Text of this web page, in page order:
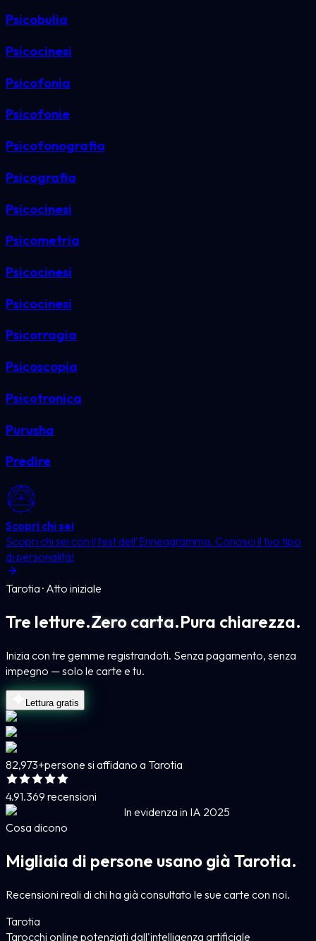
Psicobulia
Psicocinesi
Psicofonia
Psicofonie
Psicofonografia
Psicografia
Psicocinesi
Psicometria
Psicocinesi
Psicocinesi
Psicorragia
Psicoscopia
Psicotronica
Purusha
Predire
Scopri chi sei
Scopri chi sei con il test dell'Enneagramma. Conosci il tuo tipo
di personalità!
Tarotia · Atto iniziale
Tre letture.Zero carta.Pura chiarezza.
Inizia con tre gemme registrandoti. Senza pagamento, senza
impegno — solo le carte e tu.
Lettura gratis
82,973+persone si affidano a Tarotia
4.91.369 recensioni
In evidenza in IA 2025
Cosa dicono
Migliaia di persone usano già Tarotia.
Recensioni reali di chi ha già consultato le sue carte con noi.
Tarotia
Tarocchi online potenziati dall'intelligenza artificiale